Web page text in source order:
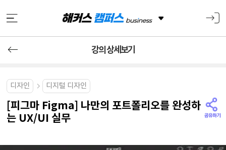
강의 상세보기
디자인 디지털 디자인
[피그마 Figma] 나만의 포트폴리오를 완성하
는 UX/UI 실무